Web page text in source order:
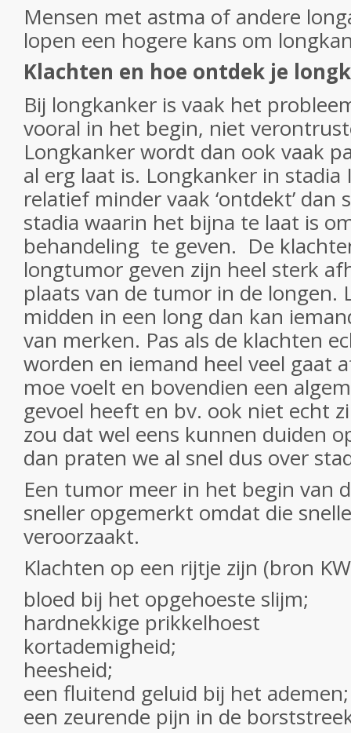
Mensen met astma of andere
lopen een hogere kans om
Klachten en hoe ontdek je
Bij longkanker is vaak het
vooral in het begin, niet
Longkanker wordt dan ook vaak
al erg laat is. Longkanker in stadia
relatief minder vaak ‘ontdekt’ dan
stadia waarin het bijna te laat is
behandeling te geven. De
longtumor geven zijn heel sterk
plaats van de tumor in de longen.
midden in een long dan kan
van merken. Pas als de klachten
worden en iemand heel veel gaat
moe voelt en bovendien een
gevoel heeft en bv. ook niet echt
zou dat wel eens kunnen duiden
dan praten we al snel dus over
Een tumor meer in het begin van
sneller opgemerkt omdat die
veroorzaakt.
Klachten op een rijtje zijn (bron
bloed bij het opgehoeste slijm;
hardnekkige prikkelhoest
kortademigheid;
heesheid;
een fluitend geluid bij het ademen;
een zeurende pijn in de